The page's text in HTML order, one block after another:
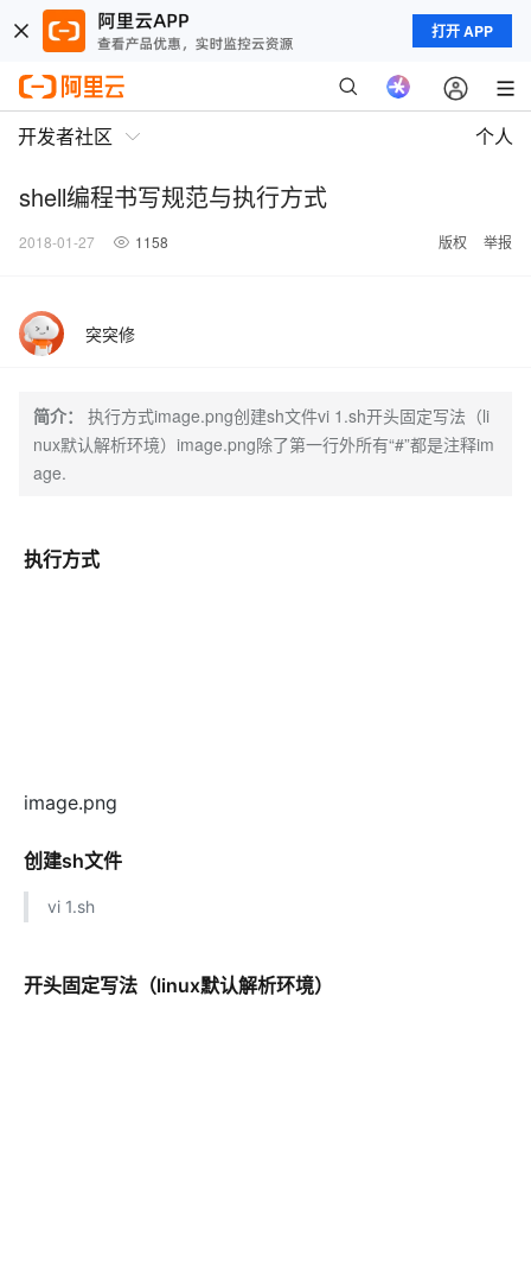
打开 APP
开发者社区 个人
shell编程书写规范与执行方式
2018-01-27 1158 版权 举报
突突修
简介：
执行方式image.png创建sh文件vi 1.sh开头固定写法（li
nux默认解析环境）image.png除了第一行外所有“#”都是注释im
age.
执行方式
image.png
创建sh文件
vi 1.sh
开头固定写法（linux默认解析环境）